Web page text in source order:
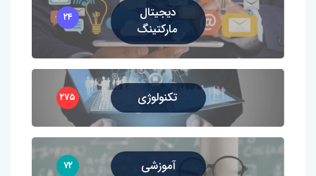
دیجیتال
مارکتینگ
۲۴
تکنولوژی ۲۷۵
آموزشی ۷۲